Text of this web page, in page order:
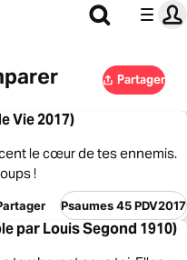
Partager
Vie 2017)
le cœur de tes ennemis.
!
Psaumes 45 PDV2017
par Louis Segond 1910)